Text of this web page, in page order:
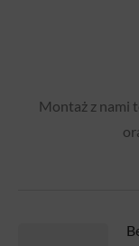
Montaż z nami